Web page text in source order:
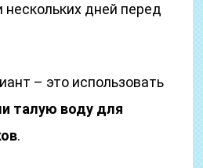
нескольких дней перед
– это использовать
талую воду для
.